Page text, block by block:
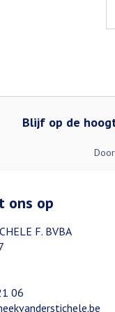
Blijf op de
ons op
F. BVBA
06